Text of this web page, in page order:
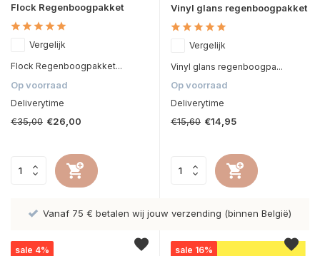
Flock Regenboogpakket
Vergelijk
Flock Regenboogpakket...
Op voorraad
Deliverytime
€35,00 €26,00
Vinyl glans regenboogpakket
Vergelijk
Vinyl glans regenboogpa...
Op voorraad
Deliverytime
€15,60 €14,95
Vanaf 75 € betalen wij jouw verzending (binnen België)
sale 4% sale 16%